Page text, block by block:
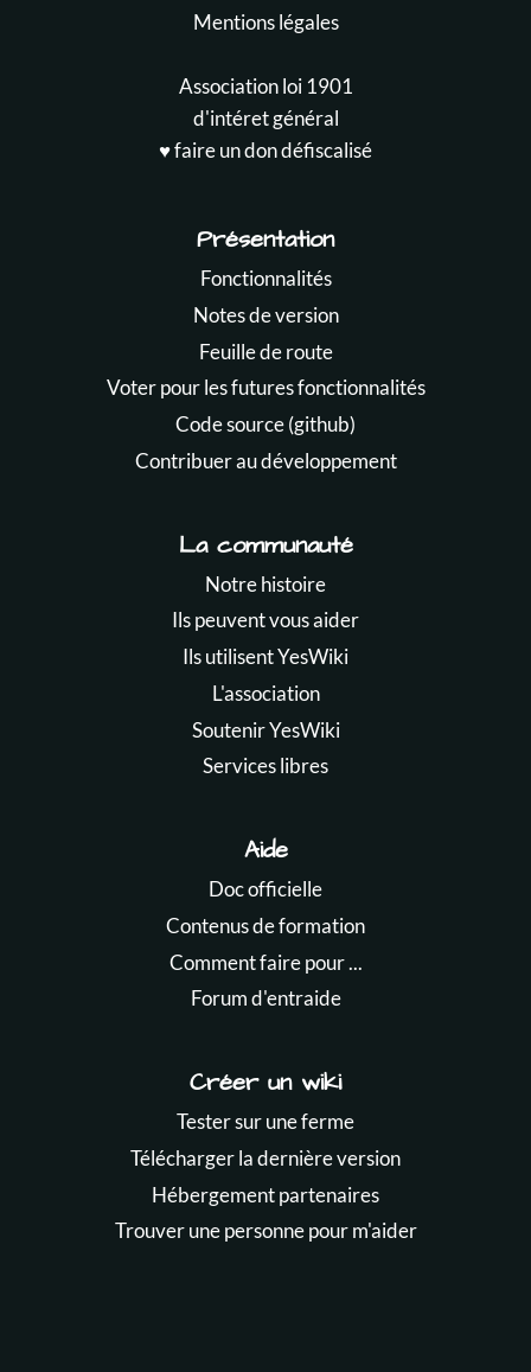
Mentions légales
Association loi 1901
d'intéret général
♥️ faire un don défiscalisé
Présentation
Fonctionnalités
Notes de version
Feuille de route
Voter pour les futures fonctionnalités
Code source (github)
Contribuer au développement
La communauté
Notre histoire
Ils peuvent vous aider
Ils utilisent YesWiki
L'association
Soutenir YesWiki
Services libres
Aide
Doc officielle
Contenus de formation
Comment faire pour ...
Forum d'entraide
Créer un wiki
Tester sur une ferme
Télécharger la dernière version
Hébergement partenaires
Trouver une personne pour m'aider